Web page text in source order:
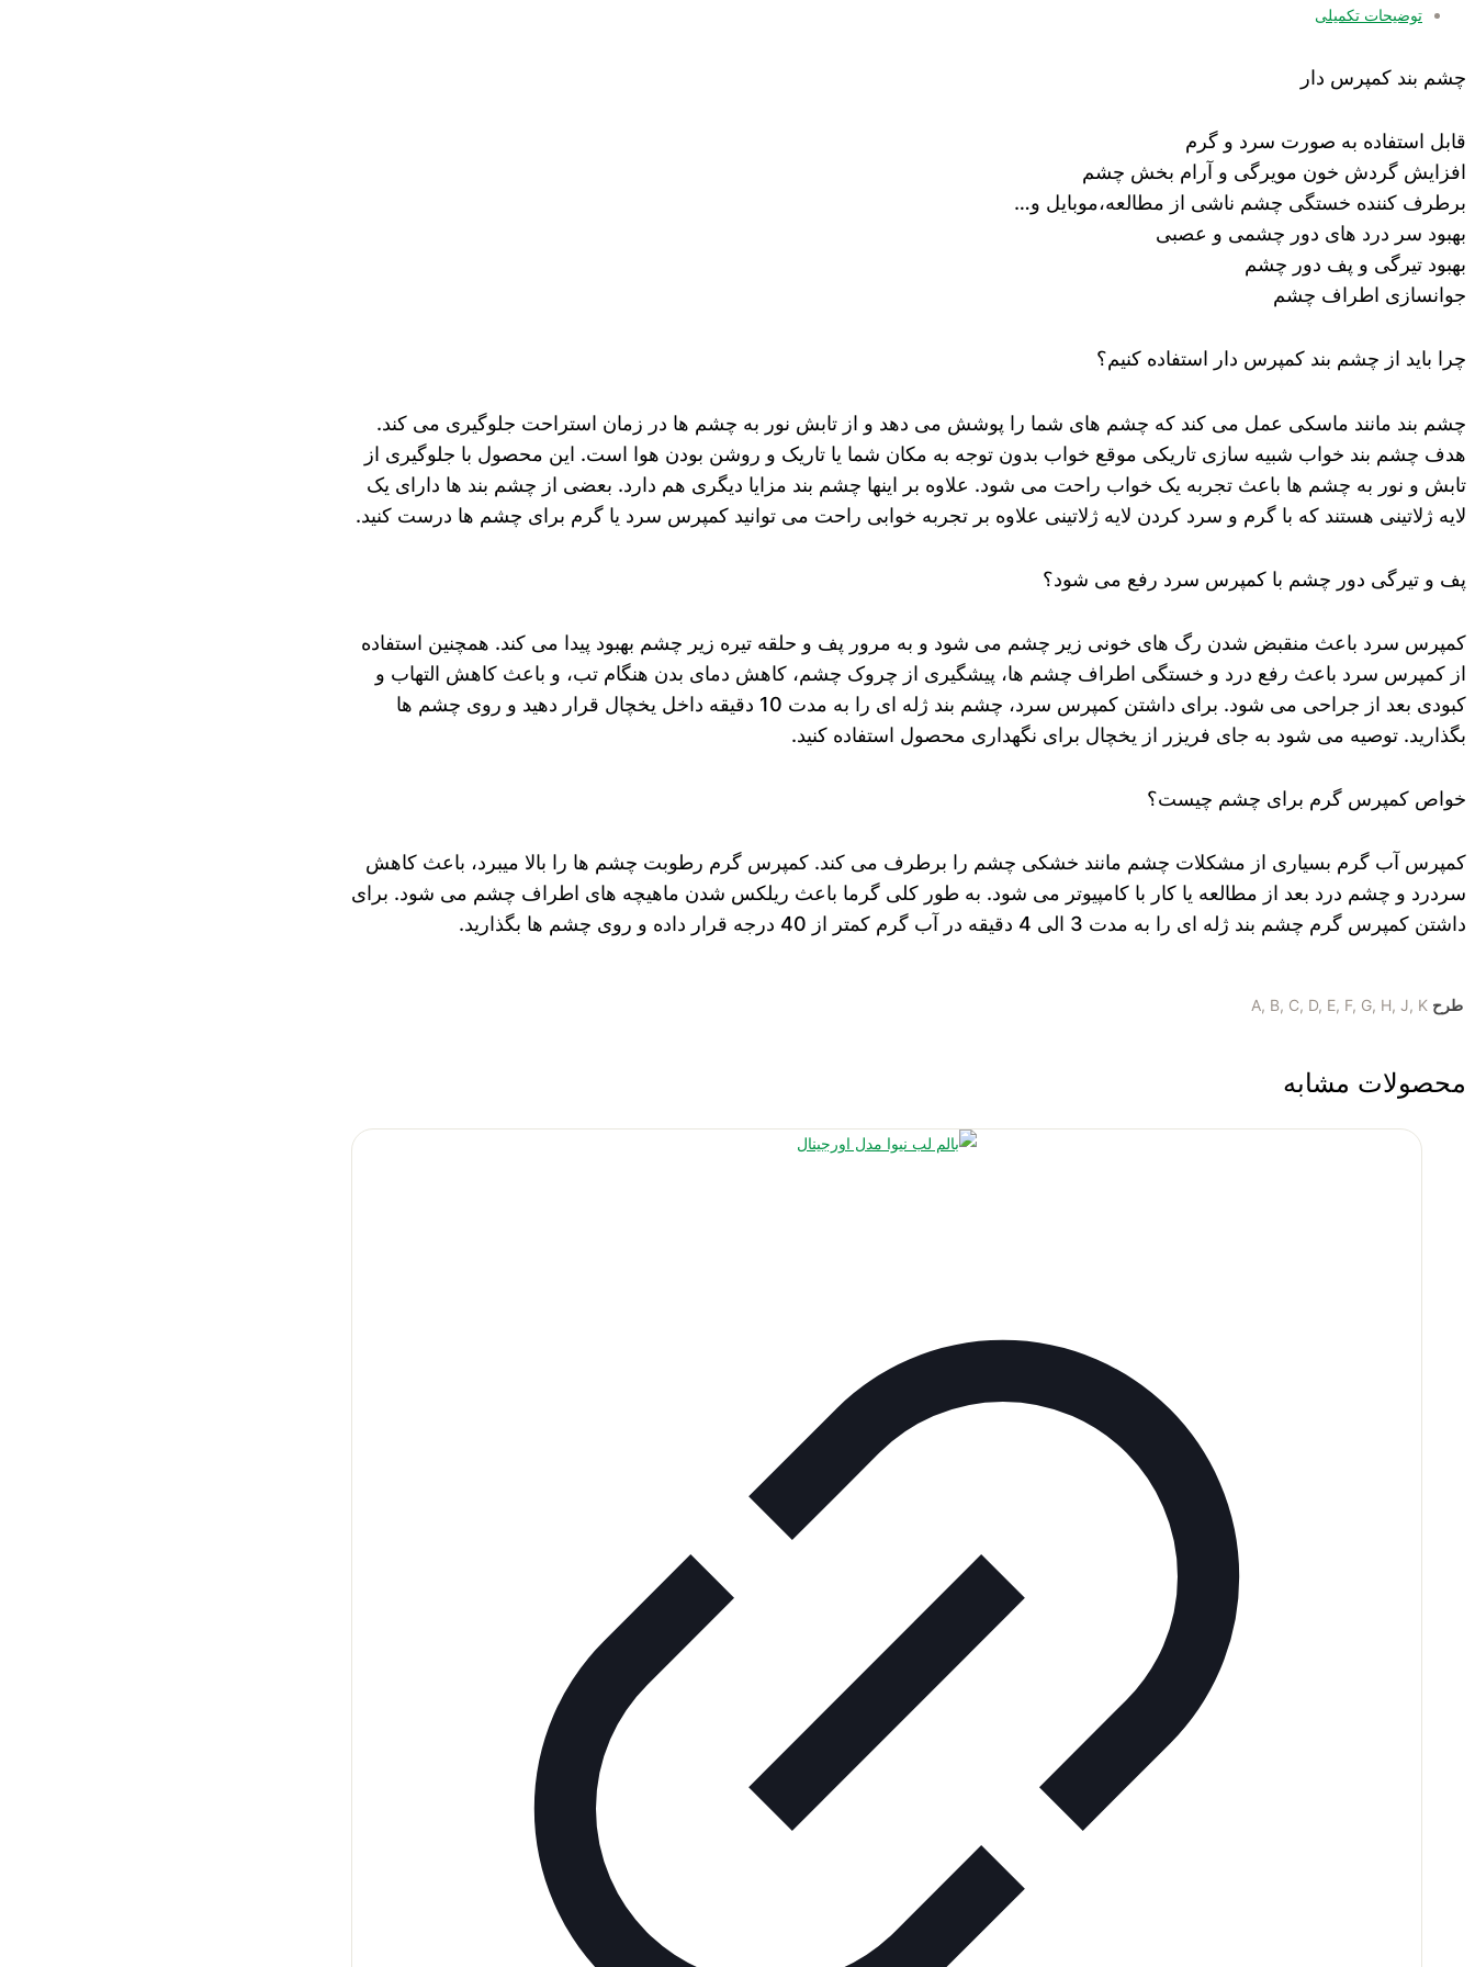
توضیحات تکمیلی
چشم بند کمپرس دار
قابل استفاده به صورت سرد و گرم
افزایش گردش خون مویرگی و آرام بخش چشم
برطرف کننده خستگی چشم ناشی از مطالعه،موبایل و…
بهبود سر درد های دور چشمی و عصبی
بهبود تیرگی و پف دور چشم
جوانسازی اطراف چشم
چرا باید از چشم بند کمپرس دار استفاده کنیم؟
چشم بند مانند ماسکی عمل می کند که چشم های شما را پوشش می دهد و از تابش نور به چشم ها در زمان استراحت جلوگیری می کند.
هدف چشم بند خواب شبیه سازی تاریکی موقع خواب بدون توجه به مکان شما یا تاریک و روشن بودن هوا است. این محصول با جلوگیری از
تابش و نور به چشم ها باعث تجربه یک خواب راحت می شود. علاوه بر اینها چشم بند مزایا دیگری هم دارد. بعضی از چشم بند ها دارای یک
لایه ژلاتینی هستند که با گرم و سرد کردن لایه ژلاتینی علاوه بر تجربه خوابی راحت می توانید کمپرس سرد یا گرم برای چشم ها درست کنید.
پف و تیرگی دور چشم با کمپرس سرد رفع می شود؟
کمپرس سرد باعث منقبض شدن رگ های خونی زیر چشم می شود و به مرور پف و حلقه تیره زیر چشم بهبود پیدا می کند. همچنین استفاده
از کمپرس سرد باعث رفع درد و خستگی اطراف چشم ها، پیشگیری از چروک چشم، کاهش دمای بدن هنگام تب، و باعث کاهش التهاب و
کبودی بعد از جراحی می شود. برای داشتن کمپرس سرد، چشم بند ژله ای را به مدت 10 دقیقه داخل یخچال قرار دهید و روی چشم ها
بگذارید. توصیه می شود به جای فریزر از یخچال برای نگهداری محصول استفاده کنید.
خواص کمپرس گرم برای چشم چیست؟
کمپرس آب گرم بسیاری از مشکلات چشم مانند خشکی چشم را برطرف می کند. کمپرس گرم رطوبت چشم ها را بالا میبرد، باعث کاهش
سردرد و چشم درد بعد از مطالعه یا کار با کامپیوتر می شود. به طور کلی گرما باعث ریلکس شدن ماهیچه های اطراف چشم می شود. برای
داشتن کمپرس گرم چشم بند ژله ای را به مدت 3 الی 4 دقیقه در آب گرم کمتر از 40 درجه قرار داده و روی چشم ها بگذارید.
طرح A, B, C, D, E, F, G, H, J, K
محصولات مشابه